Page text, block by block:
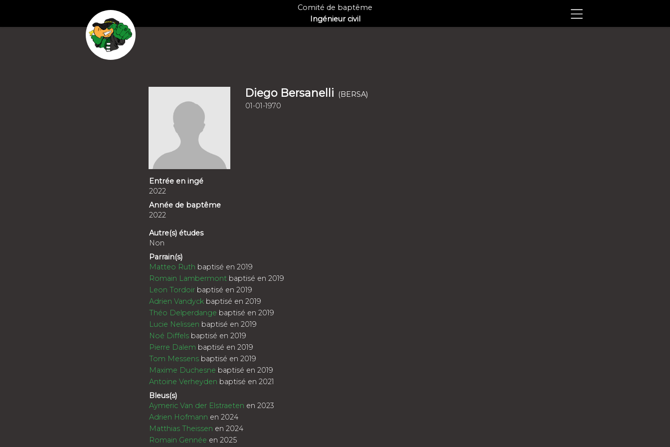
Comité de baptême
Ingénieur civil
Diego Bersanelli
(BERSA)
01-01-1970
Entrée en ingé
2022
Année de baptême
2022
Autre(s) études
Non
Parrain(s)
Matteo Ruth baptisé en 2019
Romain Lambermontbaptisé en 2019
Leon Tordoirbaptisé en 2019
Adrien Vandyckbaptisé en 2019
Théo Delperdange baptisé en 2019
Lucie Nelissen baptisé en 2019
Noé Diffelsbaptisé en 2019
Pierre Dalem baptisé en 2019
Tom Messensbaptisé en 2019
Maxime Duchesne baptisé en 2019
Antoine Verheyden baptisé en 2021
Bleus(s)
Aymeric Van der Elstraeten en 2023
Adrien Hofmann en 2024
Matthias Theissen en 2024
Romain Gennée en 2025